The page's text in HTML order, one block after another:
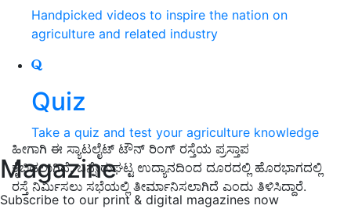
Handpicked videos to inspire the nation on
agriculture and related industry
Quiz
Take a quiz and test your agriculture knowledge
Magazine
Subscribe to our print & digital magazines now
ಹೀಗಾಗಿ ಈ ಸ್ಯಾಟಲೈಟ್‌ ಟೌನ್‌ ರಿಂಗ್‌ ರಸ್ತೆಯ ಪ್ರಸ್ತಾಪ
ಕೈಬಿಡಲಾಗಿದೆ. ಬನ್ನೇರುಘಟ್ಟ ಉದ್ಯಾನದಿಂದ ದೂರದಲ್ಲಿ ಹೊರಭಾಗದಲ್ಲಿ
ರಸ್ತೆ ನಿರ್ಮಿಸಲು ಸಭೆಯಲ್ಲಿ ತೀರ್ಮಾನಿಸಲಾಗಿದೆ ಎಂದು ತಿಳಿಸಿದ್ದಾರೆ.